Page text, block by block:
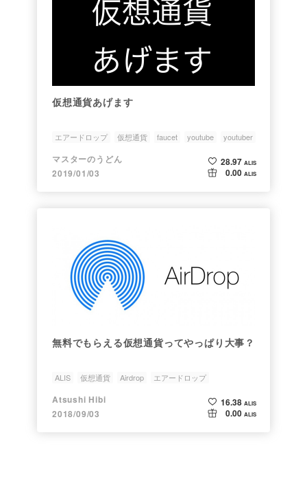
仮想通貨あげます
エアードロップ 仮想通貨 faucet youtube youtuber
マスターのうどん
2019/01/03
28.97 ALIS
0.00 ALIS
無料でもらえる仮想通貨ってやっぱり大事？
ALIS 仮想通貨 Airdrop エアードロップ
Atsushi Hibi
2018/09/03
16.38 ALIS
0.00 ALIS